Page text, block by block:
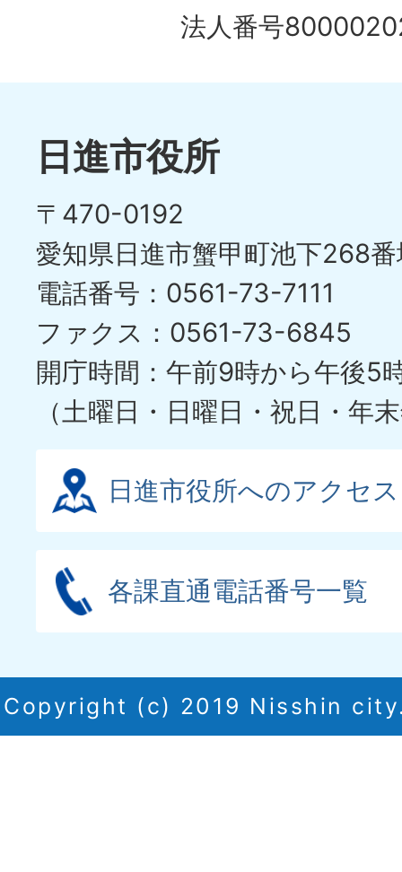
法人番号
日進市役所
〒470-0192
愛知県日進市蟹甲町池下268
電話番号：0561-73-7111
ファクス：0561-73-6845
開庁時間：午前9時から午後5
（土曜日・日曜日・祝日・年
日進市役所へのアクセス
各課直通電話番号一覧
Copyright (c) 2019 Nisshin